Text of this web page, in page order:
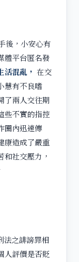
，小安心有
體平台匿名發
活混亂， 在交
慧有不良嗜
了兩人交往期
些不實的指控
圈內迅速傳
康造成了嚴重
社交壓力，
之誹謗罪相
人評價是否貶